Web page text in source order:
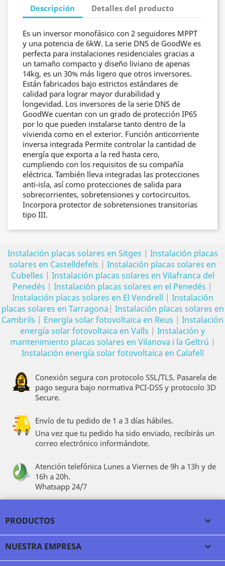
Descripción Detalles del producto
Es un inversor monofásico con 2 seguidores MPPT
y una potencia de 6kW. La serie DNS de GoodWe es
perfecta para instalaciones residenciales gracias a
un tamaño compacto y diseño liviano de apenas
14kg, es un 30% más ligero que otros inversores.
Están fabricados bajo estrictos estándares de
calidad para lograr mayor durabilidad y
longevidad. Los inversores de la serie DNS de
GoodWe cuentan con un grado de protección IP65
por lo que pueden instalarse tanto dentro de la
vivienda como en el exterior. Función anticorriente
inversa integrada Permite controlar la cantidad de
energía que exporta a la red hasta cero,
cumpliendo con los requisitos de su compañía
eléctrica. También lleva integradas las protecciones
anti-isla, así como protecciones de salida para
sobrecorrientes, sobretensiones y cortocircuitos.
Incorpora protector de sobretensiones transitorias
tipo III.
Instalación placas solares en Sitges | Instalación placas
solares en Castelldefels | Instalación placas solares en
Cubelles | Instalación placas solares en Vilafranca del
Penedés | Instalación placas solares en el Penedés |
Instalación placas solares en El Vendrell | Instalación
placas solares en Tarragona | Instalación placas solares en
Cambrils | Energía solar fotovoltaica en Reus | Instalación
energía solar fotovoltaica en Valls | Instalación y
mantenimiento placas solares en Vilanova i la Geltrú |
Instalación energía solar fotovoltaica en Calafell
Conexión segura con protocolo SSL/TLS. Pasarela de
pago segura bajo normativa PCI-DSS y protocolo 3D
Secure.
Envío de tu pedido de 1 a 3 días hábiles.
Una vez que tu pedido ha sido enviado, recibirás un
correo electrónico informándote.
Atención telefónica Lunes a Viernes de 9h a 13h y de
16h a 20h.
Whatsapp 24/7
PRODUCTOS 
NUESTRA EMPRESA 